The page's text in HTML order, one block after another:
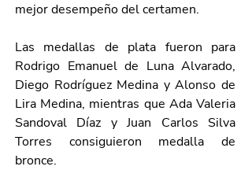
mejor desempeño del certamen.
Las medallas de plata fueron para
Rodrigo Emanuel de Luna Alvarado,
Diego Rodríguez Medina y Alonso de
Lira Medina, mientras que Ada Valeria
Sandoval Díaz y Juan Carlos Silva
Torres consiguieron medalla de
bronce.